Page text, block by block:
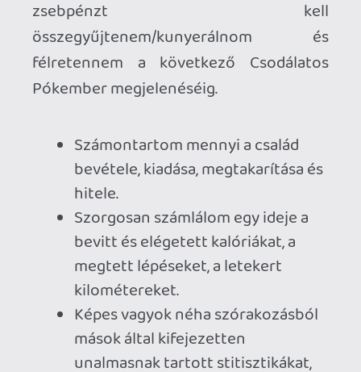
Pontos idők
Milyen problémák vannak a pontozással?
rendszer: van aki százas, van aki
tízes és van aki ötös rendszerben
pontoz. Egy 1-5-ig terjedő skála
talán túl egyszerű, kevésbé
alkalmas a kritika árnyalására. Egy
százas skála meg már nevetséges
és értelmezhetetlen (a
kritikaösszesítő oldalakon van csak
szerepe), egy kritikus ne mondjon
már olyat, hogy egy játék 84 vagy
88 pontos, legyen képes eldönteni,
hogy 8 vagy 9 pontot érdemel, egy